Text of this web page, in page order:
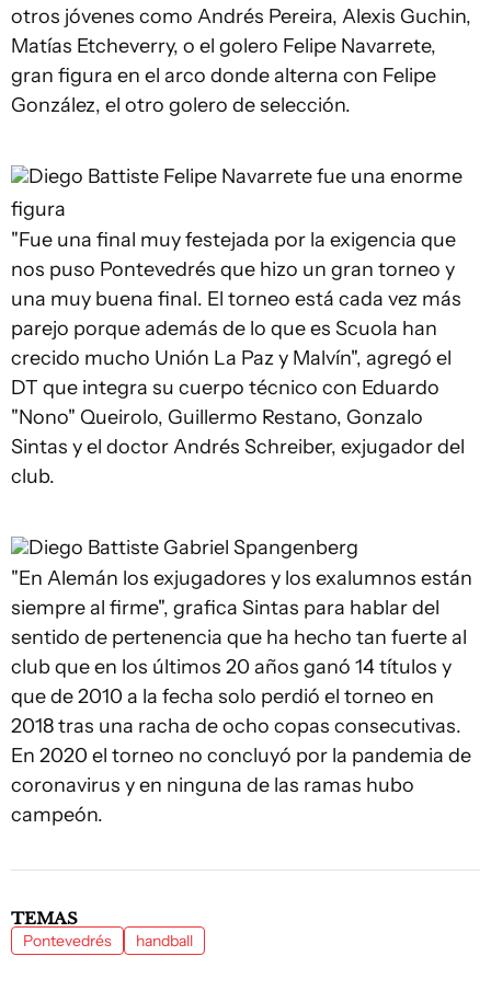
otros jóvenes como Andrés Pereira, Alexis Guchin,
Matías Etcheverry, o el golero Felipe Navarrete,
gran figura en el arco donde alterna con Felipe
González, el otro golero de selección.
Diego Battiste Felipe Navarrete fue una enorme
figura
"Fue una final muy festejada por la exigencia que
nos puso Pontevedrés que hizo un gran torneo y
una muy buena final. El torneo está cada vez más
parejo porque además de lo que es Scuola han
crecido mucho Unión La Paz y Malvín", agregó el
DT que integra su cuerpo técnico con Eduardo
"Nono" Queirolo, Guillermo Restano, Gonzalo
Sintas y el doctor Andrés Schreiber, exjugador del
club.
Diego Battiste Gabriel Spangenberg
"En Alemán los exjugadores y los exalumnos están
siempre al firme", grafica Sintas para hablar del
sentido de pertenencia que ha hecho tan fuerte al
club que en los últimos 20 años ganó 14 títulos y
que de 2010 a la fecha solo perdió el torneo en
2018 tras una racha de ocho copas consecutivas.
En 2020 el torneo no concluyó por la pandemia de
coronavirus y en ninguna de las ramas hubo
campeón.
TEMAS
Pontevedrés handball